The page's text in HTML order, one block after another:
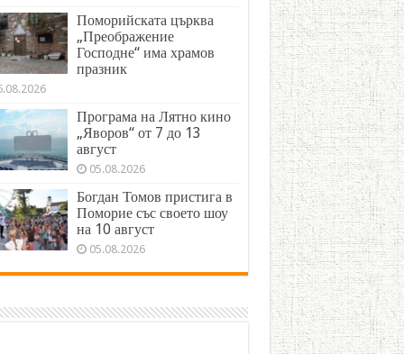
Поморийската църква
„Преображение
Господне“ има храмов
празник
Програма на Лятно кино
„Яворов“ от 7 до 13
август
05.08.2026
Богдан Томов пристига в
Поморие със своето шоу
на 10 август
05.08.2026